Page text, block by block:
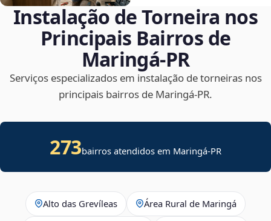
Instalação de Torneira nos
Principais Bairros de
Maringá‑PR
Serviços especializados em instalação de torneiras nos
principais bairros de Maringá‑PR.
273bairros atendidos em Maringá-PR
Alto das Grevíleas Área Rural de Maringá